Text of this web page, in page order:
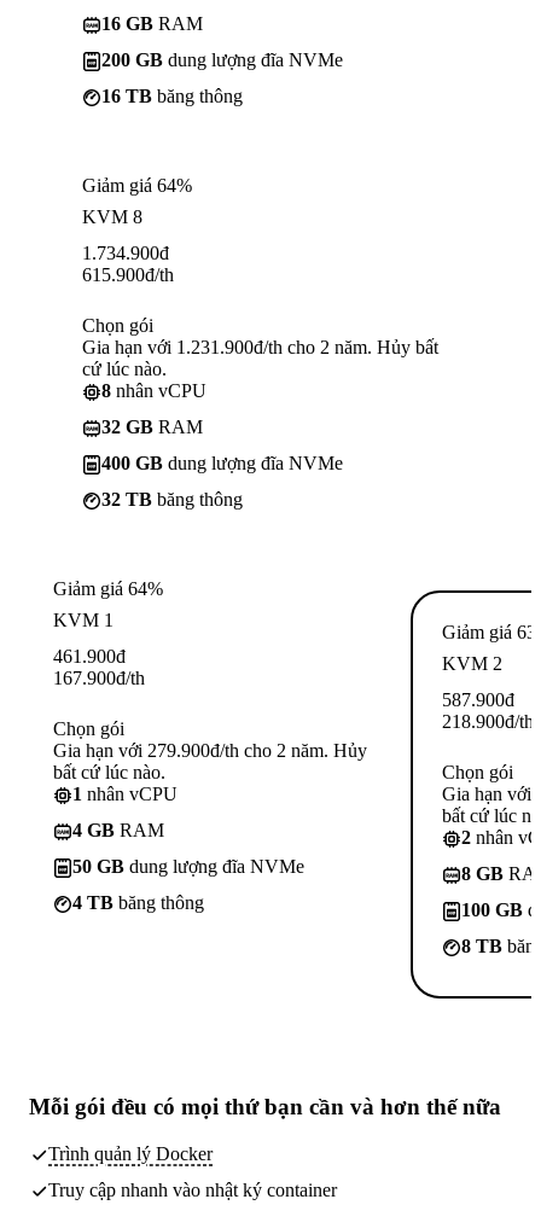
16 GB RAM
200 GB dung lượng đĩa NVMe
16 TB băng thông
Giảm giá 64%
KVM 8
1.734.900đ
615.900đ/th
Chọn gói
Gia hạn với 1.231.900đ/th cho 2 năm. Hủy bất
cứ lúc nào.
8 nhân vCPU
32 GB RAM
400 GB dung lượng đĩa NVMe
32 TB băng thông
Giảm giá 64%
KVM 1
461.900đ
167.900đ/th
Chọn gói
Gia hạn với 279.900đ/th cho 2 năm. Hủy
bất cứ lúc nào.
1 nhân vCPU
4 GB RAM
50 GB dung lượng đĩa NVMe
4 TB băng thông
Giảm giá
KVM 2
587.900đ
218.900đ/th
Chọn gói
Gia hạn với
bất cứ lúc
2 nhân
8 GB
100 GB
8 TB
Mỗi gói đều có mọi thứ bạn cần và hơn thế nữa
Trình quản lý Docker
Truy cập nhanh vào nhật ký container